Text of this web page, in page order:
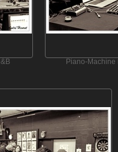
Piano-Machine